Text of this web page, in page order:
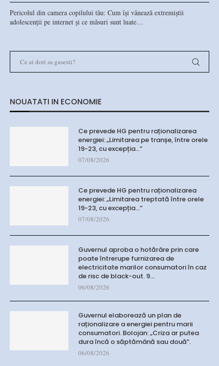
Pericolul din camera copilului tău: Cum își vânează extremiștii
adolescenții pe internet și ce măsuri sunt luate…
NOUATATI IN ECONOMIE
Ce prevede HG pentru raționalizarea
energiei: „Limitarea pe tranșe, între orele
19-23, cu excepția…”
07/08/2026
Ce prevede HG pentru raționalizarea
energiei: „Limitarea treptată între orele
19-23, cu excepția…”
07/08/2026
Guvernul aproba o hotărâre prin care
poate întrerupe furnizarea de
electricitate marilor consumatori în caz
de risc de black-out. 9…
06/08/2026
Guvernul elaborează un plan de
raționalizare a energiei pentru marii
consumatori. Bolojan: „Criza ar putea
dura încă o săptămână sau două”.
06/08/2026